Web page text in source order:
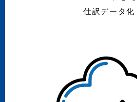
仕訳データ化